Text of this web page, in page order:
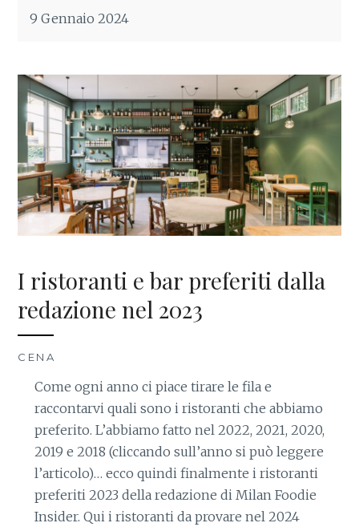
9 Gennaio 2024
I ristoranti e bar preferiti dalla
redazione nel 2023
CENA
Come ogni anno ci piace tirare le fila e
raccontarvi quali sono i ristoranti che abbiamo
preferito. L’abbiamo fatto nel 2022, 2021, 2020,
2019 e 2018 (cliccando sull’anno si può leggere
l’articolo)… ecco quindi finalmente i ristoranti
preferiti 2023 della redazione di Milan Foodie
Insider. Qui i ristoranti da provare nel 2024